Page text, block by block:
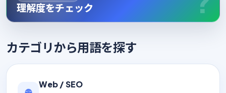
理解度をチェック
カテゴリから用語を探す
Web / SEO